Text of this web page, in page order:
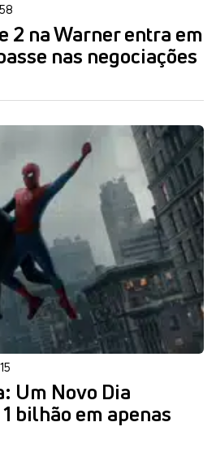
2 na Warner entra em
nas negociações
Um Novo Dia
bilhão em apenas